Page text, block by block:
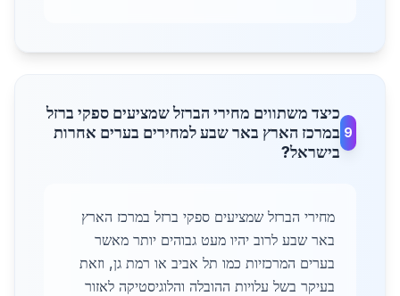
9
כיצד משתווים מחירי הברזל שמציעים ספקי ברזל
במרכז הארץ באר שבע למחירים בערים אחרות
בישראל?
מחירי הברזל שמציעים ספקי ברזל במרכז הארץ
באר שבע לרוב יהיו מעט גבוהים יותר מאשר
בערים המרכזיות כמו תל אביב או רמת גן, וזאת
בעיקר בשל עלויות ההובלה והלוגיסטיקה לאזור